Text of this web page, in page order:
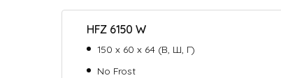
HFZ 6150 W
150 х 60 х 64 (В, Ш, Г)
No Frost